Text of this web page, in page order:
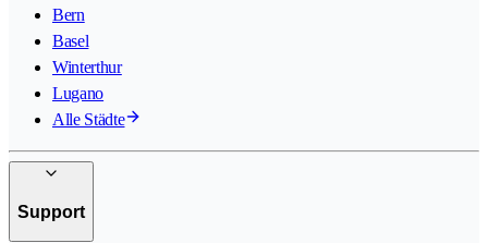
Bern
Basel
Winterthur
Lugano
Alle Städte
Support